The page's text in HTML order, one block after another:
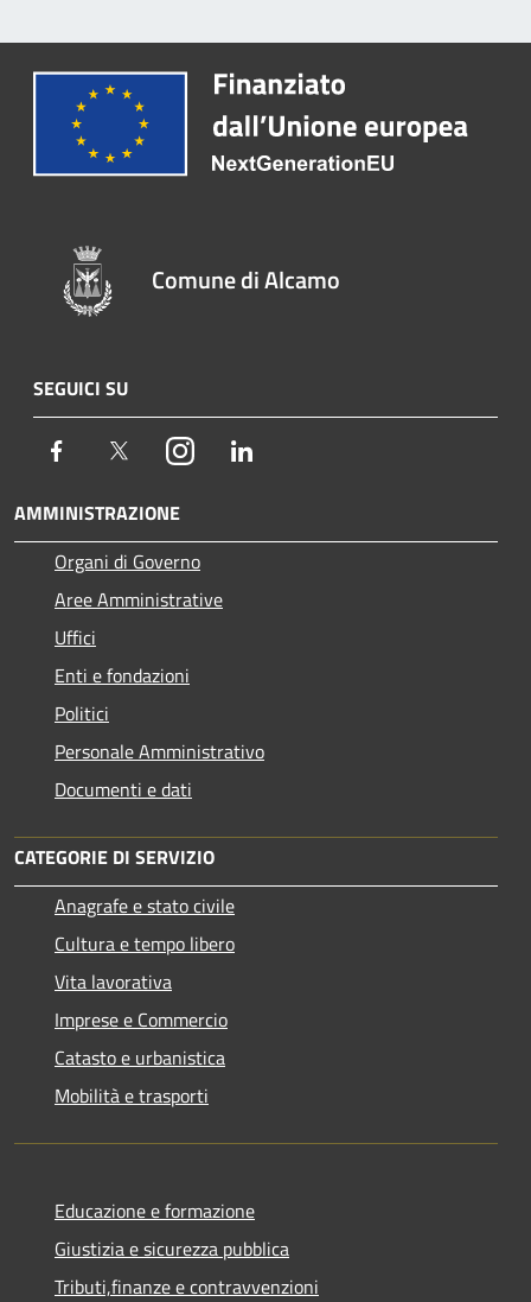
Comune di Alcamo
SEGUICI SU
Facebook TwitterInstagram
AMMINISTRAZIONE
Organi di Governo
Aree Amministrative
Uffici
Enti e fondazioni
Politici
Personale Amministrativo
Documenti e dati
CATEGORIE DI SERVIZIO
Anagrafe e stato civile
Cultura e tempo libero
Vita lavorativa
Imprese e Commercio
Catasto e urbanistica
Mobilità e trasporti
Educazione e formazione
Giustizia e sicurezza pubblica
Tributi,finanze e contravvenzioni